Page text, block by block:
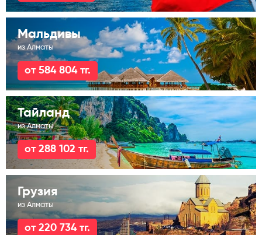
Мальдивы
из Алматы
от 584 804 тг.
Тайланд
из Алматы
от 288 102 тг.
Грузия
из Алматы
от 220 734 тг.